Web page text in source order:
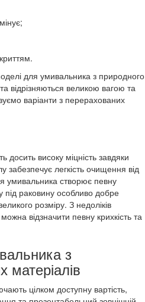
для умивальника з природного
відрізняються великою вагою та
варіанти з перерахованих
високу міцність завдяки
забезпечує легкість очищення від
умивальника створює певну
під раковину особливо добре
розміру. З недоліків
відзначити певну крихкість та
з
матеріалів
цілком доступну вартість,